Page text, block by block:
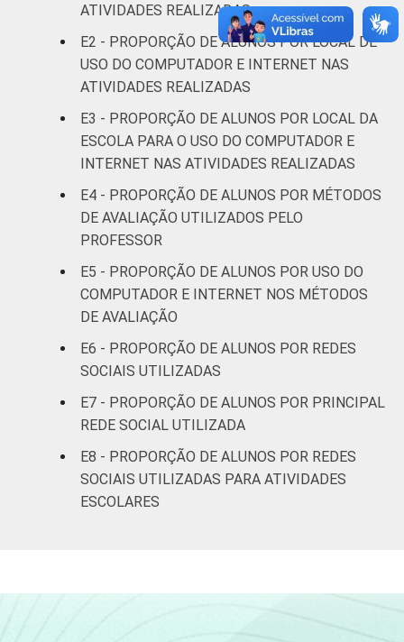
8ª série / 9º
Ensino
Fundamental
82
2º ano do
Ensino
72
¹ Base: 4015 alunos que já realizaram alguma
Internet na escola. Respostas estimuladas.
Cada item apresentado se refere apenas aos
resultados da alternativa "sim". Dados
coletados entre setembro e dezembro de
2013.
ATIVIDADES REALIZADAS
E2 - PROPORÇÃO DE ALUNOS POR LOCAL DE
USO DO COMPUTADOR E INTERNET NAS
ATIVIDADES REALIZADAS
E3 - PROPORÇÃO DE ALUNOS POR LOCAL DA
ESCOLA PARA O USO DO COMPUTADOR E
INTERNET NAS ATIVIDADES REALIZADAS
E4 - PROPORÇÃO DE ALUNOS POR MÉTODOS
DE AVALIAÇÃO UTILIZADOS PELO
PROFESSOR
E5 - PROPORÇÃO DE ALUNOS POR USO DO
COMPUTADOR E INTERNET NOS MÉTODOS
DE AVALIAÇÃO
E6 - PROPORÇÃO DE ALUNOS POR REDES
SOCIAIS UTILIZADAS
E7 - PROPORÇÃO DE ALUNOS POR PRINCIPAL
REDE SOCIAL UTILIZADA
E8 - PROPORÇÃO DE ALUNOS POR REDES
SOCIAIS UTILIZADAS PARA ATIVIDADES
ESCOLARES